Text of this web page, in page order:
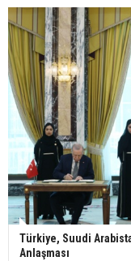
Türkiye, Suudi
Anlaşması